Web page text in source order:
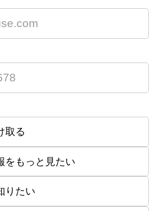
取る
をもっと見たい
りたい